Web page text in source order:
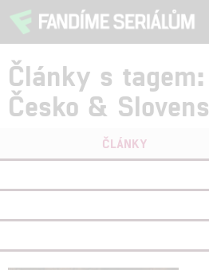
Články s
Česko &
ČLÁNKY